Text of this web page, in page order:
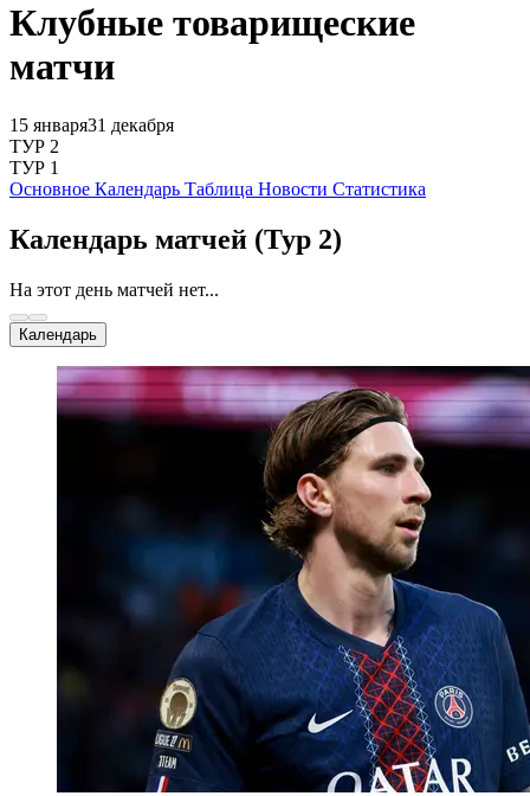
Клубные товарищеские
матчи
15 января31 декабря
ТУР 2
ТУР 1
Основное Календарь Таблица Новости Статистика
Календарь матчей (Тур 2)
На этот день матчей нет...
Календарь